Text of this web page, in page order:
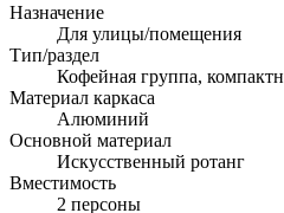
Назначение
Для улицы/помещения
Тип/раздел
Кофейная группа,
Материал каркаса
Алюминий
Основной материал
Искусственный ротанг
Вместимость
2 персоны